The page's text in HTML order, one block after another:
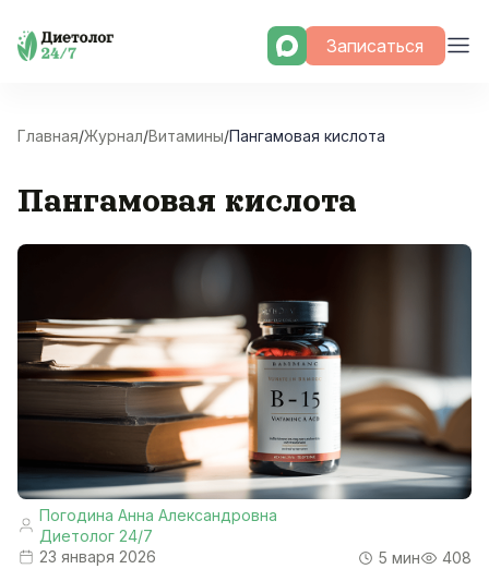
Skip
Записаться
Главная/Журнал/Витамины/Пангамовая кислота
Пангамовая кислота
Погодина Анна Александровна
Диетолог 24/7
23 января 2026
5 мин 408